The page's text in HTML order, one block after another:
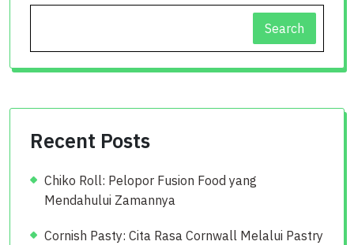
Search
Recent Posts
Chiko Roll: Pelopor Fusion Food yang
Mendahului Zamannya
Cornish Pasty: Cita Rasa Cornwall Melalui Pastry